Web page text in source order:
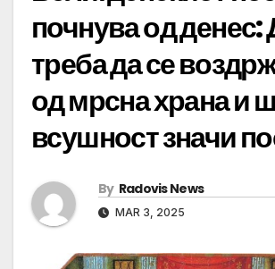
почнува од денес:
треба да се
од мрсна храна и
всушност значи
By Radovis News
MAR 3, 2025